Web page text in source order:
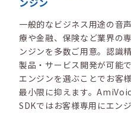
一般的なビジネス用途の音
療や金融、保険など業界の
ンジンを多数ご用意。認識
製品・サービス開発が可能
エンジンを選ぶことでお客
最小限に抑えます。AmiVoice API Private・
SDKではお客様専用にエン